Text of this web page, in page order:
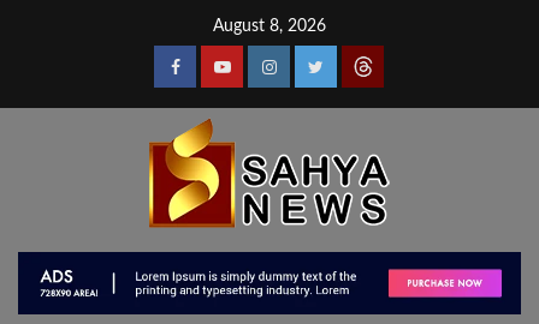
August 8, 2026